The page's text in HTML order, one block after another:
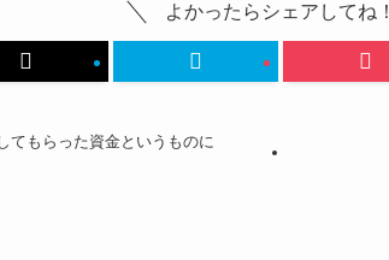
よかったらシェアしてね！
てもらった資金というものに